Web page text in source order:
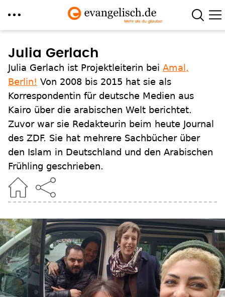
zum
Inhalt
Julia Gerlach
Julia Gerlach ist Projektleiterin bei Amal,
Berlin! Von 2008 bis 2015 hat sie als
Korrespondentin für deutsche Medien aus
Kairo über die arabischen Welt berichtet.
Zuvor war sie Redakteurin beim heute Journal
des ZDF. Sie hat mehrere Sachbücher über
den Islam in Deutschland und den Arabischen
Frühling geschrieben.